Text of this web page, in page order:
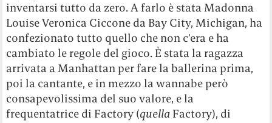
inventarsi tutto da zero. A farlo è stata Madonna
Louise Veronica Ciccone da Bay City, Michigan, ha
confezionato tutto quello che non c’era e ha
cambiato le regole del gioco. È stata la ragazza
arrivata a Manhattan per fare la ballerina prima,
poi la cantante, e in mezzo la wannabe però
consapevolissima del suo valore, e la
frequentatrice di Factory (quella Factory), di